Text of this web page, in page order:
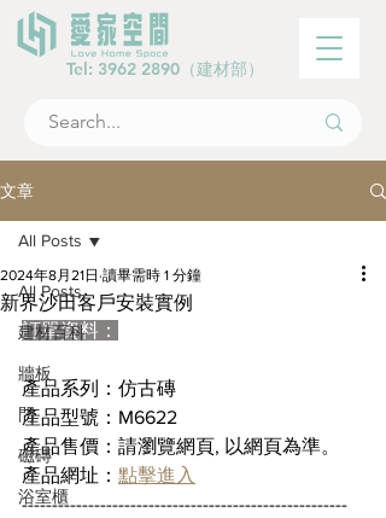
Tel: 3962 2890 （建材部）
文章
All Posts
建材百科
牆板
門
磁磚
浴室櫃
All Posts
新界沙田客戶安裝實例
2024年8月21日 讀畢需時 1 分鐘
訂單資料：
產品系列：仿古磚
產品型號：M6622
產品售價：請瀏覽網頁, 以網頁為準。
產品網址： 點擊進入
------------------------------------------------------